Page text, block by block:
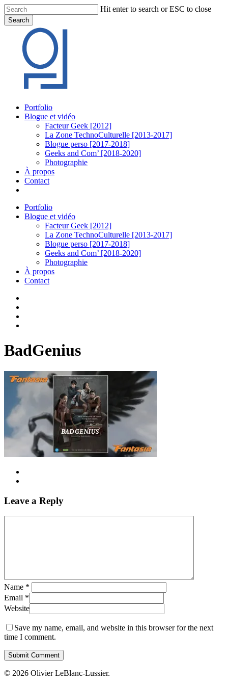
Skip
to
main
content
Hit enter to search or ESC to close
Search
Search
Menu
Portfolio
Blogue et vidéo
Facteur Geek [2012]
La Zone TechnoCulturelle [2013-2017]
Blogue perso [2017-2018]
Geeks and Com’ [2018-2020]
Photographie
À propos
Contact
Portfolio
Blogue et vidéo
Facteur Geek [2012]
La Zone TechnoCulturelle [2013-2017]
Blogue perso [2017-2018]
Geeks and Com’ [2018-2020]
Photographie
À propos
Contact
BadGenius
Leave a Reply
Name *
Email *
Website
Save my name, email, and website in this browser for the next
time I comment.
© 2026 Olivier LeBlanc-Lussier.